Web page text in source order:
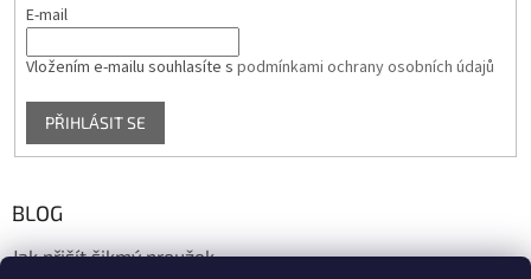
E-mail
Vložením e-mailu souhlasíte s podmínkami ochrany osobních údajů
PŘIHLÁSIT SE
BLOG
Jak přišít šikmý proužek